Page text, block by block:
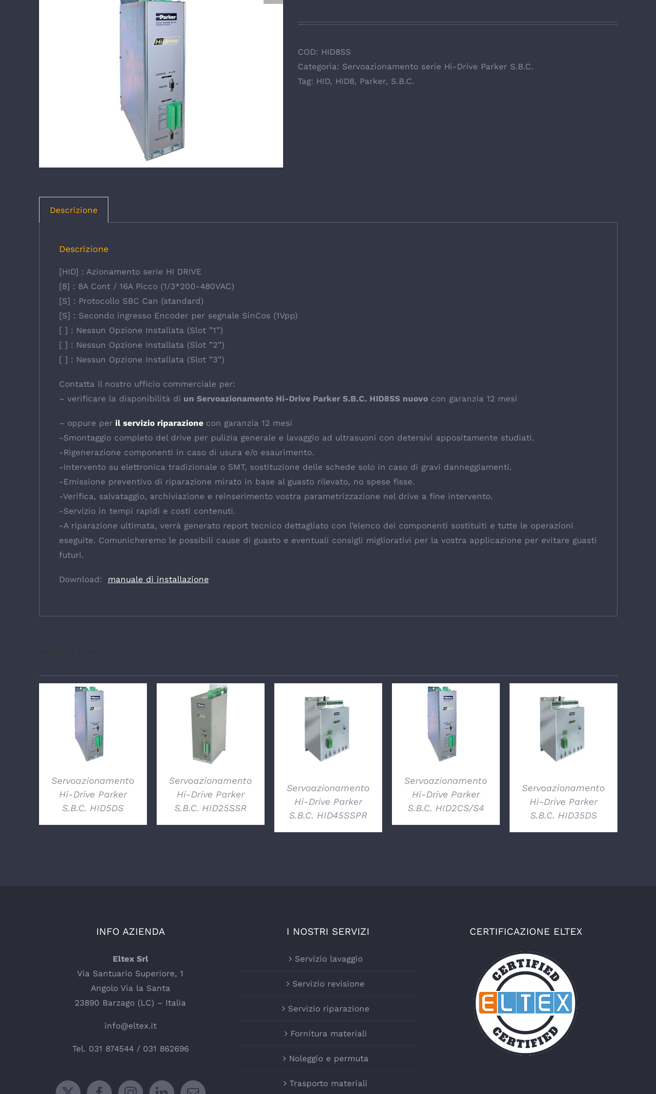
COD: HID8SS
Categoria: Servoazionamento serie Hi-Drive Parker S.B.C.
Tag: HID, HID8, Parker, S.B.C.
Descrizione
Descrizione
[HID] : Azionamento serie HI DRIVE
[8] : 8A Cont / 16A Picco (1/3*200-480VAC)
[S] : Protocollo SBC Can (standard)
[S] : Secondo ingresso Encoder per segnale SinCos (1Vpp)
[ ] : Nessun Opzione Installata (Slot ”1”)
[ ] : Nessun Opzione Installata (Slot ”2”)
[ ] : Nessun Opzione Installata (Slot ”3”)
Contatta il nostro ufficio commerciale per:
– verificare la disponibilità di un Servoazionamento Hi-Drive Parker S.B.C. HID8SS nuovocon garanzia 12 mesi
– oppure peril servizio riparazione con garanzia 12 mesi
-Smontaggio completo del drive per pulizia generale e lavaggio ad ultrasuoni con detersivi appositamente studiati.
-Rigenerazione componenti in caso di usura e/o esaurimento.
-Intervento su elettronica tradizionale o SMT, sostituzione delle schede solo in caso di gravi danneggiamenti.
-Emissione preventivo di riparazione mirato in base al guasto rilevato, no spese fisse.
-Verifica, salvataggio, archiviazione e reinserimento vostra parametrizzazione nel drive a fine intervento.
-Servizio in tempi rapidi e costi contenuti.
-A riparazione ultimata, verrà generato report tecnico dettagliato con l’elenco dei componenti sostituiti e tutte le operazioni
eseguite. Comunicheremo le possibili cause di guasto e eventuali consigli migliorativi per la vostra applicazione per evitare guasti
futuri.
Download: manuale di installazione
DETTAGLI
Servoazionamento
Hi-Drive Parker
S.B.C. HID5DS
Servoazionamento
Hi-Drive Parker
S.B.C. HID25SSR
DETTAGLI
Servoazionamento
Hi-Drive Parker
S.B.C. HID45SSPR
DETTAGLI
Servoazionamento
Hi-Drive Parker
S.B.C. HID2CS/S4
DETTAGLI
Servoazionamento
Hi-Drive Parker
S.B.C. HID35DS
INFO AZIENDA
Eltex Srl
Via Santuario Superiore, 1
Angolo Via la Santa
23890 Barzago (LC) – Italia
info@eltex.it
Tel. 031 874544/ 031 862696
I NOSTRI SERVIZI
Servizio lavaggio
Servizio revisione
Servizio riparazione
Fornitura materiali
Noleggio e permuta
Trasporto materiali
CERTIFICAZIONE ELTEX